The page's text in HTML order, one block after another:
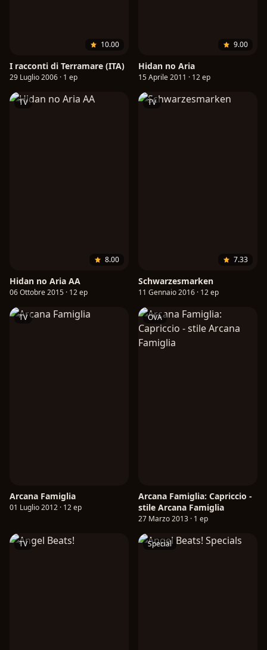
10.00
I racconti di Terramare (ITA)
29 Luglio 2006 · 1 ep
9.00
Hidan no Aria
15 Aprile 2011 · 12 ep
TV
8.00
Hidan no Aria AA
06 Ottobre 2015 · 12 ep
TV
7.33
Schwarzesmarken
11 Gennaio 2016 · 12 ep
TV
Arcana Famiglia
01 Luglio 2012 · 12 ep
OVA
Arcana Famiglia: Capriccio -
stile Arcana Famiglia
27 Marzo 2013 · 1 ep
TV Special